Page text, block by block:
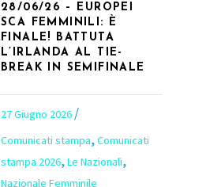
28/06/26 – EUROPEI
SCA FEMMINILI: È
FINALE! BATTUTA
L’IRLANDA AL TIE-
BREAK IN SEMIFINALE
27 Giugno 2026
Comunicati stampa, Comunicati
stampa 2026, Le Nazionali,
Nazionale Femminile